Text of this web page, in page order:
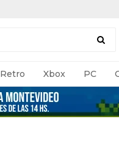
Retro Xbox PC